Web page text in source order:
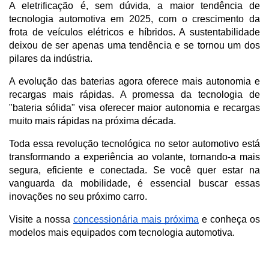
A eletrificação é, sem dúvida, a maior tendência de
tecnologia automotiva em 2025, com o crescimento da
frota de veículos elétricos e híbridos. A sustentabilidade
deixou de ser apenas uma tendência e se tornou um dos
pilares da indústria.
A evolução das baterias agora oferece mais autonomia e
recargas mais rápidas. A promessa da tecnologia de
"bateria sólida" visa oferecer maior autonomia e recargas
muito mais rápidas na próxima década.
Toda essa revolução tecnológica no setor automotivo está
transformando a experiência ao volante, tornando-a mais
segura, eficiente e conectada. Se você quer estar na
vanguarda da mobilidade, é essencial buscar essas
inovações no seu próximo carro.
Visite a nossa concessionária mais próxima e conheça os
modelos mais equipados com tecnologia automotiva.